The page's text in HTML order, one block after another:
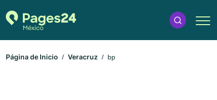
Página de Inicio Veracruz bp